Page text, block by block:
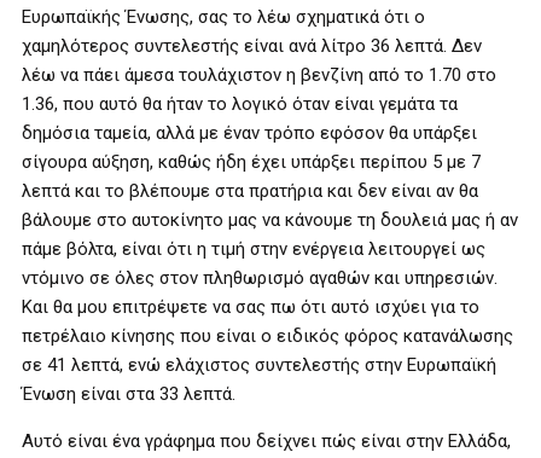
Ευρωπαϊκής Ένωσης, σας το λέω σχηματικά ότι ο
χαμηλότερος συντελεστής είναι ανά λίτρο 36 λεπτά. Δεν
λέω να πάει άμεσα τουλάχιστον η βενζίνη από το 1.70 στο
1.36, που αυτό θα ήταν το λογικό όταν είναι γεμάτα τα
δημόσια ταμεία, αλλά με έναν τρόπο εφόσον θα υπάρξει
σίγουρα αύξηση, καθώς ήδη έχει υπάρξει περίπου 5 με 7
λεπτά και το βλέπουμε στα πρατήρια και δεν είναι αν θα
βάλουμε στο αυτοκίνητο μας να κάνουμε τη δουλειά μας ή αν
πάμε βόλτα, είναι ότι η τιμή στην ενέργεια λειτουργεί ως
ντόμινο σε όλες στον πληθωρισμό αγαθών και υπηρεσιών.
Και θα μου επιτρέψετε να σας πω ότι αυτό ισχύει για το
πετρέλαιο κίνησης που είναι ο ειδικός φόρος κατανάλωσης
σε 41 λεπτά, ενώ ελάχιστος συντελεστής στην Ευρωπαϊκή
Ένωση είναι στα 33 λεπτά.
Αυτό είναι ένα γράφημα που δείχνει πώς είναι στην Ελλάδα,